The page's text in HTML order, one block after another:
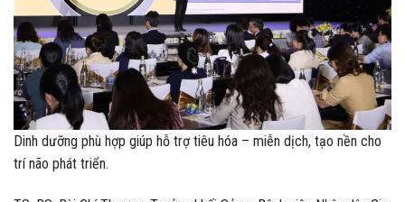
Dinh dưỡng phù hợp giúp hỗ trợ tiêu hóa – miễn dịch, tạo nền cho
trí não phát triển.